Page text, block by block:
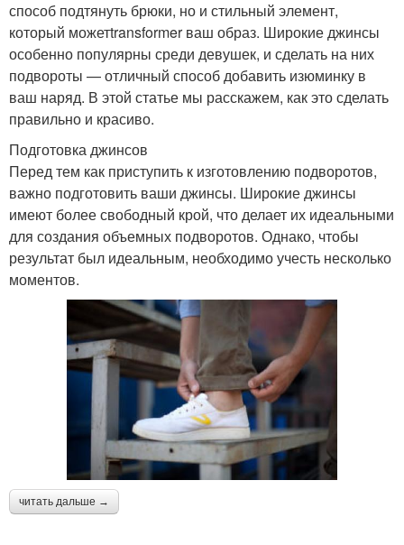
способ подтянуть брюки, но и стильный элемент,
который можетtransformer ваш образ. Широкие джинсы
особенно популярны среди девушек, и сделать на них
подвороты — отличный способ добавить изюминку в
ваш наряд. В этой статье мы расскажем, как это сделать
правильно и красиво.
Подготовка джинсов
Перед тем как приступить к изготовлению подворотов,
важно подготовить ваши джинсы. Широкие джинсы
имеют более свободный крой, что делает их идеальными
для создания объемных подворотов. Однако, чтобы
результат был идеальным, необходимо учесть несколько
моментов.
читать дальше →